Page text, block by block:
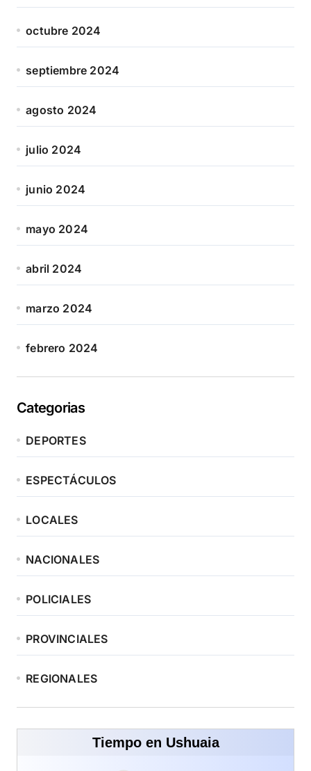
octubre 2024
septiembre 2024
agosto 2024
julio 2024
junio 2024
mayo 2024
abril 2024
marzo 2024
febrero 2024
Categorias
DEPORTES
ESPECTÁCULOS
LOCALES
NACIONALES
POLICIALES
PROVINCIALES
REGIONALES
Tiempo en Ushuaia